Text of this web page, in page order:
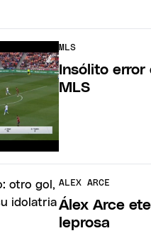
MLS
Insólito error
MLS
ALEX ARCE
Álex Arce
leprosa